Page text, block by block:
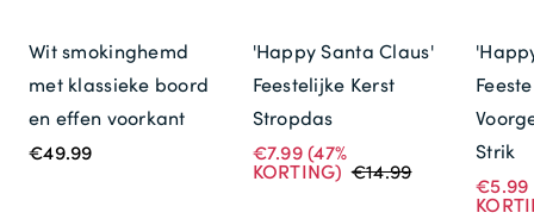
Wit smokinghemd
met klassieke boord
en effen voorkant
€49.99
'Happy Santa Claus'
Feestelijke Kerst
Stropdas
€7.99(47%
KORTING) €14.99
Strik
€5.99